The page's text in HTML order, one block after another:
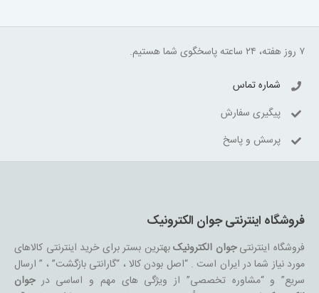
۷ روز هفته، ۲۴ ساعته پاسخگوی شما هستیم.
شماره تماس
پیگیری سفارش
پرسش و پاسخ
فروشگاه اینترنتی جوان الکترونیک
فروشگاه اینترنتیجوان الکترونیکبهترین بستر برای خرید اینترنتی کالاهای
مورد نیاز شما در ایران است . “اصل بودن کالا ، “گارانتی بازگشت” ، ” ارسال
سریع” و “مشاوره تخصصی” از ویژگی های مهم و اساسی درجوان